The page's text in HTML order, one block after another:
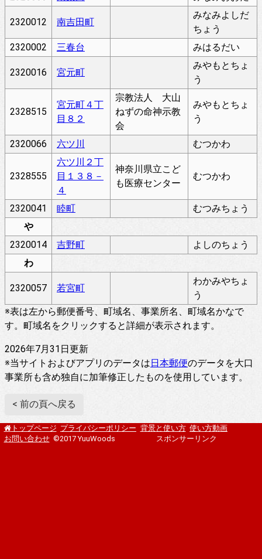
2320012 南吉田町
みなみよしだ
ちょう
2320002
三春台 みはるだい
2320016 宮元町
みやもとちょ
う
2328515
宮元町４丁
目８２
宗教法人 大山
ねずの命神示教
会
みやもとちょ
う
2320066 六ツ川 むつかわ
2328555
六ツ川２丁
目１３８－
４
神奈川県立こど
も医療センター
むつかわ
2320041 睦町
むつみちょう
や
2320014
吉野町
よしのちょう
わ
2320057 若宮町
わかみやちょ
う
※表は左から郵便番号、町域名、事業所名、町域名かなで
す。町域名をクリックすると詳細が表示されます。
2026年7月31日更新
※当サイトおよびアプリのデータは日本郵便のデータを大口
事業所も含め独自に加筆修正したものを使用しています。
< 前の頁へ戻る
トップページ プライバシーポリシー 背景と使い方 使い方動画
お問い合わせ ©2017 YuuWoods スポンサーリンク